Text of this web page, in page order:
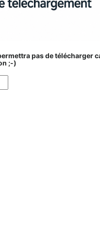
pas de télécharger
;-)